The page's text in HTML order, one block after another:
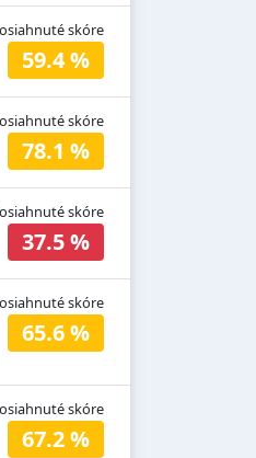
skóre
59.4 %
skóre
78.1 %
skóre
37.5 %
skóre
65.6 %
skóre
67.2 %